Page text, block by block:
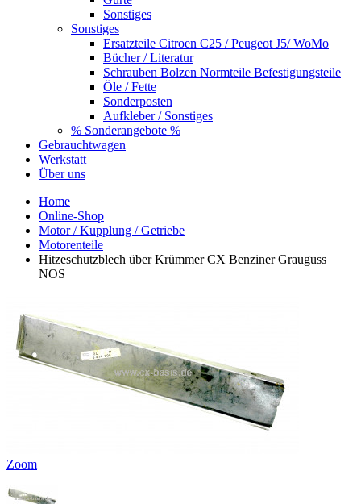
Sonstiges
Sonstiges
Ersatzteile Citroen C25 / Peugeot J5/ WoMo
Bücher / Literatur
Schrauben Bolzen Normteile Befestigungsteile
Öle / Fette
Sonderposten
Aufkleber / Sonstiges
% Sonderangebote %
Gebrauchtwagen
Werkstatt
Über uns
Home
Online-Shop
Motor / Kupplung / Getriebe
Motorenteile
Hitzeschutzblech über Krümmer CX Benziner Grauguss
NOS
Zoom